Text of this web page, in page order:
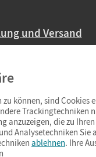
und Versand
EUR
in 3–6 Tagen).
können, sind
Trackingtechniken
anzuzeigen, die zu
Analysetechniken
ablehnen. Ihre